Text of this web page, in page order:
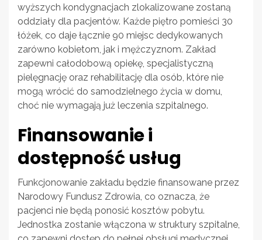
wyższych kondygnacjach zlokalizowane zostaną
oddziały dla pacjentów. Każde piętro pomieści 30
łóżek, co daje łącznie 90 miejsc dedykowanych
zarówno kobietom, jak i mężczyznom. Zakład
zapewni całodobową opiekę, specjalistyczną
pielęgnację oraz rehabilitację dla osób, które nie
mogą wrócić do samodzielnego życia w domu,
choć nie wymagają już leczenia szpitalnego.
Finansowanie i
dostępność usług
Funkcjonowanie zakładu będzie finansowane przez
Narodowy Fundusz Zdrowia, co oznacza, że
pacjenci nie będą ponosić kosztów pobytu.
Jednostka zostanie włączona w struktury szpitalne,